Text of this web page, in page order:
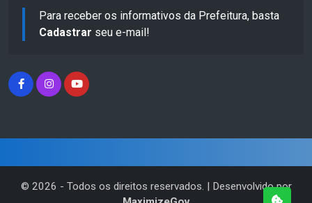
Para receber os informativos da Prefeitura, basta
Cadastrar seu e-mail!
© 2026 - Todos os direitos reservados. | Desenvolvido por